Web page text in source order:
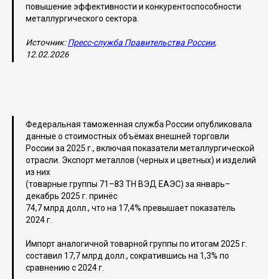
повышение эффективности и конкурентоспособности
металлургического сектора.
Источник:Пресс-служба Правительства России,
12.02.2026
Федеральная таможенная служба России опубликовала
данные о стоимостных объёмах внешней торговли
России за 2025 г., включая показатели металлургической
отрасли. Экспорт металлов (черных и цветных) и изделий
из них
(товарные группы 71–83 ТН ВЭД ЕАЭС) за январь–
декабрь 2025 г. принёс
74,7 млрд долл., что на 17,4% превышает показатель
2024 г.
Импорт аналогичной товарной группы по итогам 2025 г.
составил 17,7 млрд долл., сократившись на 1,3% по
сравнению с 2024 г.